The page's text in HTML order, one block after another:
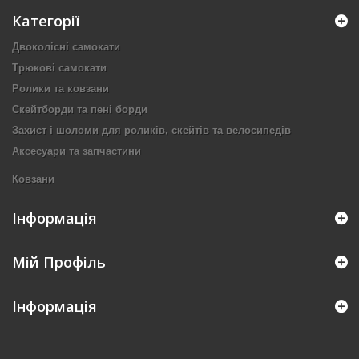
Категорії
Двоколісні самокати
Трюкові самокати
Ролики та ковзани
Скейтборди та пені борди
Захист і шоломи для роликів, скейтів та велосипедів
Аксесуари та запчастини
Ковзани
Інформація
Мій Профіль
Інформація